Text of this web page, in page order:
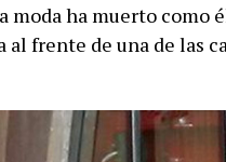
moda ha muerto como
frente de una de las